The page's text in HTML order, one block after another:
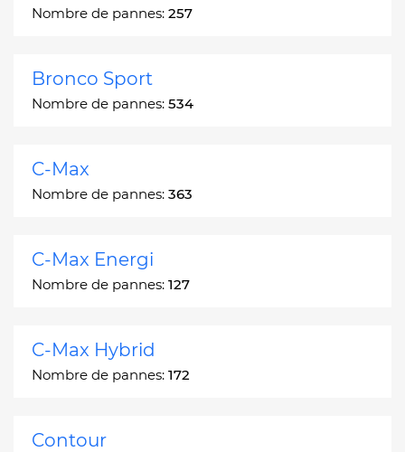
Nombre de pannes: 257
Bronco Sport
Nombre de pannes: 534
C-Max
Nombre de pannes: 363
C-Max Energi
Nombre de pannes: 127
C-Max Hybrid
Nombre de pannes: 172
Contour